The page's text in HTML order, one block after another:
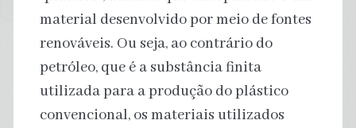
material desenvolvido por meio de fontes
renováveis. Ou seja, ao contrário do
petróleo, que é a substância finita
utilizada para a produção do plástico
convencional, os materiais utilizados